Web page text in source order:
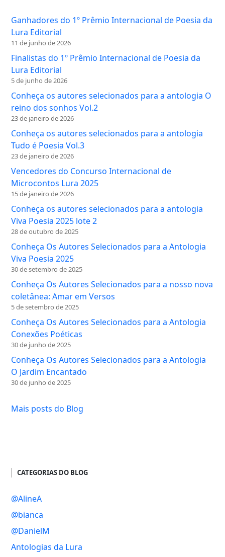
Ganhadores do 1º Prêmio Internacional de Poesia da
Lura Editorial
11 de junho de 2026
Finalistas do 1º Prêmio Internacional de Poesia da
Lura Editorial
5 de junho de 2026
Conheça os autores selecionados para a antologia O
reino dos sonhos Vol.2
23 de janeiro de 2026
Conheça os autores selecionados para a antologia
Tudo é Poesia Vol.3
23 de janeiro de 2026
Vencedores do Concurso Internacional de
Microcontos Lura 2025
15 de janeiro de 2026
Conheça os autores selecionados para a antologia
Viva Poesia 2025 lote 2
28 de outubro de 2025
Conheça Os Autores Selecionados para a Antologia
Viva Poesia 2025
30 de setembro de 2025
Conheça Os Autores Selecionados para a nosso nova
coletânea: Amar em Versos
5 de setembro de 2025
Conheça Os Autores Selecionados para a Antologia
Conexões Poéticas
30 de junho de 2025
Conheça Os Autores Selecionados para a Antologia
O Jardim Encantado
30 de junho de 2025
Mais posts do Blog
CATEGORIAS DO BLOG
@AlineA
@bianca
@DanielM
Antologias da Lura